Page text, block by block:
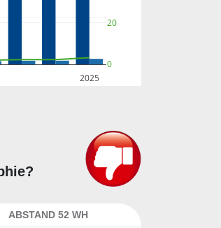
2025
0
20
ABSTAND 52 WH